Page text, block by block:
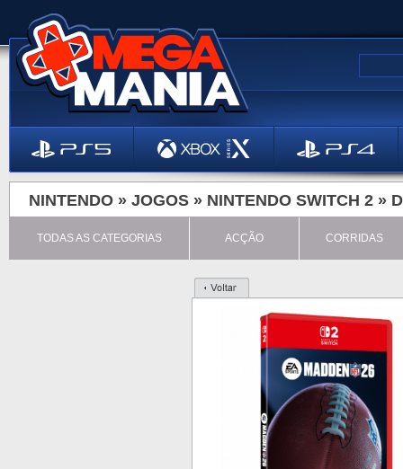
NINTENDO » JOGOS » NINTENDO SWITCH 2 »
TODAS AS CATEGORIAS ACÇÃO CORRIDAS